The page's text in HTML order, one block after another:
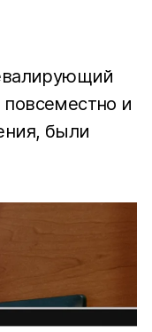
и
были